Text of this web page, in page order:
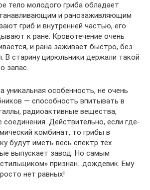
тело молодого гриба обладает
и ранозаживляющим
гриб и внутренней частью, его
к ране. Кровотечение очень
и рана заживает быстро, без
В старину цирюльники держали такой
запас.
уникальная особенность, не очень
— способность впитывать в
радиоактивные вещества,
Действительно, если где-
комбинат, то грибы в
будут иметь весь спектр тех
выпускает завод. Но самым
признан…дождевик. Ему
нет равных!